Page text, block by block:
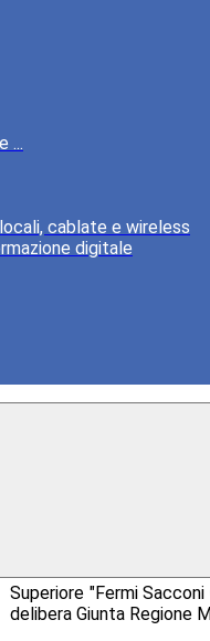
...
cablate e wireless
digitale
Superiore "Fermi
delibera Giunta Regione